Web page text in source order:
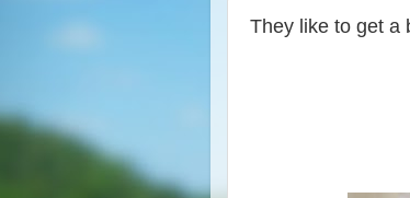
They like to get a